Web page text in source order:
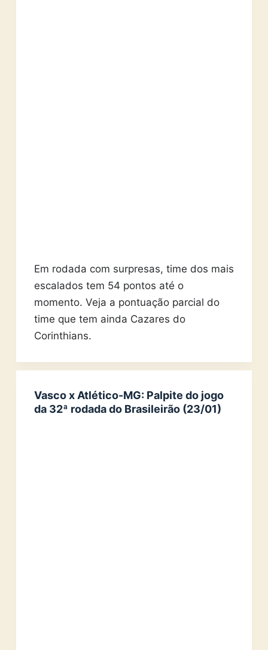
Em rodada com surpresas, time dos mais
escalados tem 54 pontos até o
momento. Veja a pontuação parcial do
time que tem ainda Cazares do
Corinthians.
Vasco x Atlético-MG: Palpite do jogo
da 32ª rodada do Brasileirão (23/01)